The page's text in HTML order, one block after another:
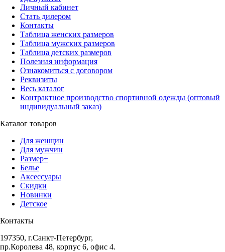
Личный кабинет
Стать дилером
Контакты
Таблица женских размеров
Таблица мужских размеров
Таблица детских размеров
Полезная информация
Ознакомиться с договором
Реквизиты
Весь каталог
Контрактное производство спортивной одежды (оптовый
индивидуальный заказ)
Каталог товаров
Для женщин
Для мужчин
Размер+
Белье
Аксессуары
Скидки
Новинки
Детское
Контакты
197350, г.Санкт-Петербург,
пр.Королева 48, корпус 6, офис 4.